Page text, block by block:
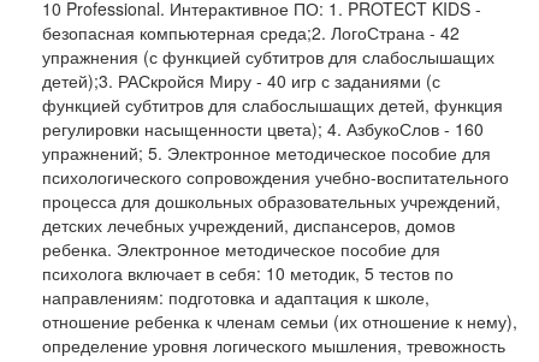
10 Professional. Интерактивное ПО: 1. PROTECT KIDS -
безопасная компьютерная среда;2. ЛогоСтрана - 42
упражнения (с функцией субтитров для слабослышащих
детей);3. РАСкройся Миру - 40 игр с заданиями (с
функцией субтитров для слабослышащих детей, функция
регулировки насыщенности цвета); 4. АзбукоСлов - 160
упражнений; 5. Электронное методическое пособие для
психологического сопровождения учебно-воспитательного
процесса для дошкольных образовательных учреждений,
детских лечебных учреждений, диспансеров, домов
ребенка. Электронное методическое пособие для
психолога включает в себя: 10 методик, 5 тестов по
направлениям: подготовка и адаптация к школе,
отношение ребенка к членам семьи (их отношение к нему),
определение уровня логического мышления, тревожность